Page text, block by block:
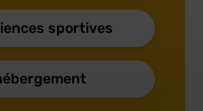
sportives